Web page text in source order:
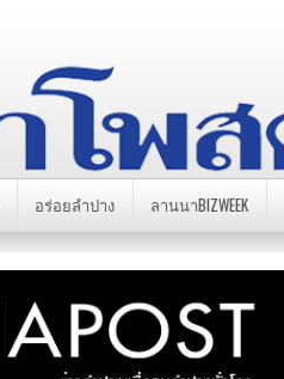
อร่อยลำปาง ลานนาBIZWEEK